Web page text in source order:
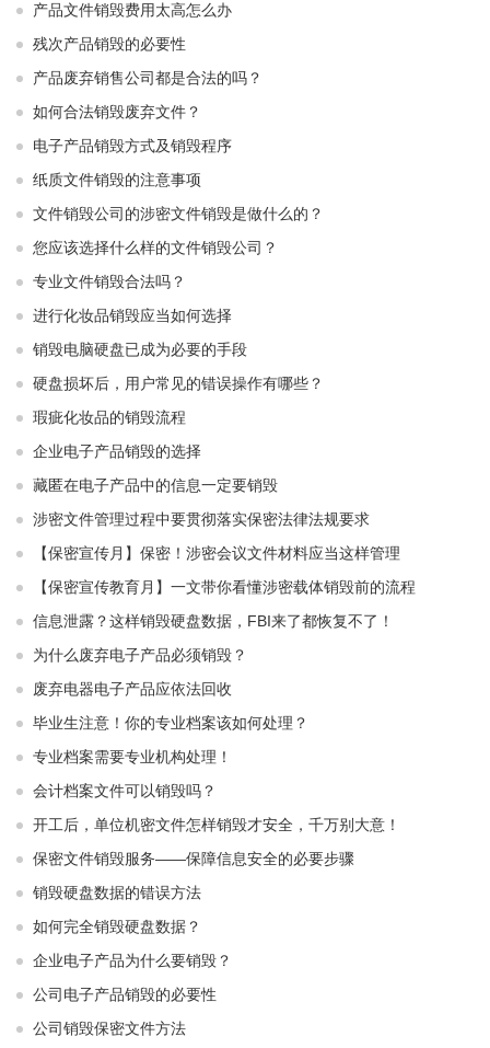
产品文件销毁费用太高怎么办
残次产品销毁的必要性
产品废弃销售公司都是合法的吗？
如何合法销毁废弃文件？
电子产品销毁方式及销毁程序
纸质文件销毁的注意事项
文件销毁公司的涉密文件销毁是做什么的？
您应该选择什么样的文件销毁公司？
专业文件销毁合法吗？
进行化妆品销毁应当如何选择
销毁电脑硬盘已成为必要的手段
硬盘损坏后，用户常见的错误操作有哪些？
瑕疵化妆品的销毁流程
企业电子产品销毁的选择
藏匿在电子产品中的信息一定要销毁
涉密文件管理过程中要贯彻落实保密法律法规要求
【保密宣传月】保密！涉密会议文件材料应当这样管理
【保密宣传教育月】一文带你看懂涉密载体销毁前的流程
信息泄露？这样销毁硬盘数据，FBI来了都恢复不了！
为什么废弃电子产品必须销毁？
废弃电器电子产品应依法回收
毕业生注意！你的专业档案该如何处理？
专业档案需要专业机构处理！
会计档案文件可以销毁吗？
开工后，单位机密文件怎样销毁才安全，千万别大意！
保密文件销毁服务——保障信息安全的必要步骤
销毁硬盘数据的错误方法
如何完全销毁硬盘数据？
企业电子产品为什么要销毁？
公司电子产品销毁的必要性
公司销毁保密文件方法